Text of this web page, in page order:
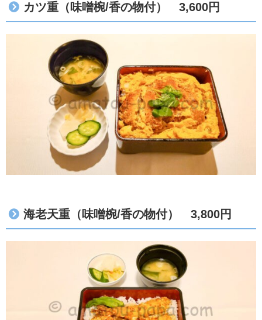
カツ重（味噌椀/香の物付） 3,600円
海老天重（味噌椀/香の物付） 3,800円